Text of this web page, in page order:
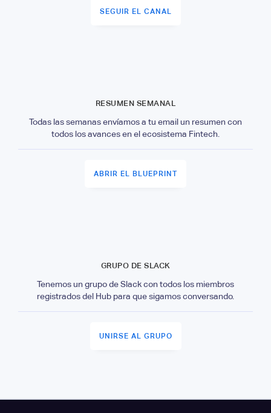
SEGUIR EL CANAL
RESUMEN SEMANAL
Todas las semanas envíamos a tu email un resumen con
todos los avances en el ecosistema Fintech.
ABRIR EL BLUEPRINT
GRUPO DE SLACK
Tenemos un grupo de Slack con todos los miembros
registrados del Hub para que sigamos conversando.
UNIRSE AL GRUPO